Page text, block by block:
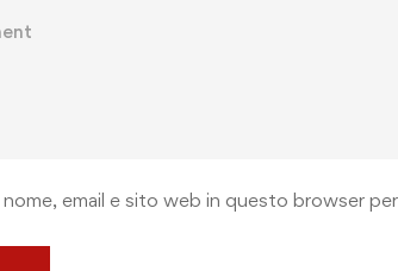
nome, email e sito web in questo browser